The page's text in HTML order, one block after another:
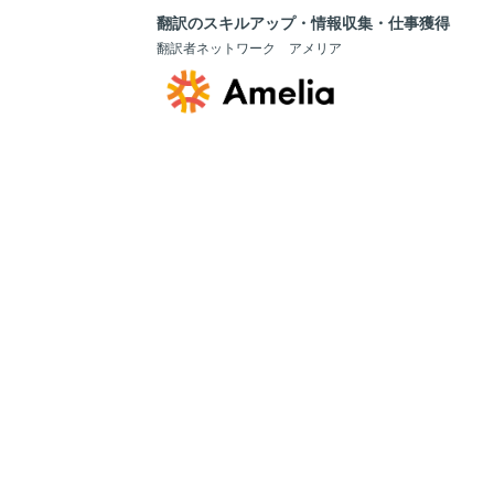
翻訳のスキルアップ・情報収集・仕事獲得
翻訳者ネットワーク アメリア